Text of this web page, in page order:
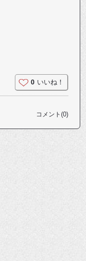
0 いいね！
コメント(0)